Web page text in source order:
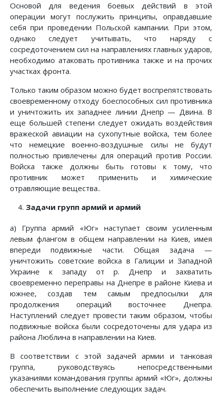
Основой для ведения боевых действий в этой
операции могут послужить принципы, оправдавшие
себя при проведении Польской кампании. При этом,
однако следует учитывать, что наряду с
сосредоточением сил на направлениях главных ударов,
необходимо атаковать противника также и на прочих
участках фронта.
Только таким образом можно будет воспрепятствовать
своевременному отходу боеспособных сил противника
и уничтожить их западнее линии Днепр — Двина. В
еще большей степени следует ожидать воздействия
вражеской авиации на сухопутные войска, тем более
что немецкие военно-воздушные силы не будут
полностью привлечены для операций против России.
Войска также должны быть готовы к тому, что
противник может применить и химические
отравляющие вещества..
Задачи групп армий и армий
а) Группа армий «Юг» наступает своим усиленным
левым флангом в общем направлении на Киев, имея
впереди подвижные части. Общая задача —
уничтожить советские войска в Галиции и Западной
Украине к западу от р. Днепр и захватить
своевременно переправы на Днепре в районе Киева и
южнее, создав тем самым предпосылки для
продолжения операций восточнее Днепра.
Наступлений следует провести таким образом, чтобы
подвижные войска были сосредоточены для удара из
района Люблина в направлении на Киев.
В соответствии с этой задачей армии и танковая
группа, руководствуясь непосредственными
указаниями командования группы армий «Юг», должны
обеспечить выполнение следующих задач.